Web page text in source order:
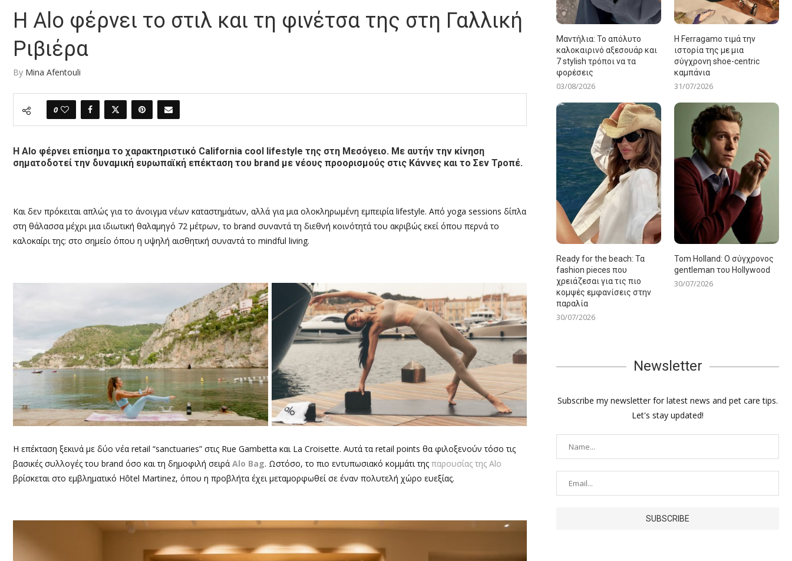
Η Alo φέρνει το στιλ και τη φινέτσα της στη Γαλλική
Ριβιέρα
By Mina Afentouli
0
Η Alo φέρνει επίσημα το χαρακτηριστικό California cool lifestyle της στη Μεσόγειο. Με αυτήν την κίνηση
σηματοδοτεί την δυναμική ευρωπαϊκή επέκταση του brand με νέους προορισμούς στις Κάννες και το Σεν Τροπέ.
Και δεν πρόκειται απλώς για το άνοιγμα νέων καταστημάτων, αλλά για μια ολοκληρωμένη εμπειρία lifestyle. Από yoga sessions δίπλα
στη θάλασσα μέχρι μια ιδιωτική θαλαμηγό 72 μέτρων, το brand συναντά τη διεθνή κοινότητά του ακριβώς εκεί όπου περνά το
καλοκαίρι της: στο σημείο όπου η υψηλή αισθητική συναντά το mindful living.
Η επέκταση ξεκινά με δύο νέα retail “sanctuaries” στις Rue Gambetta και La Croisette. Αυτά τα retail points θα φιλοξενούν τόσο τις
βασικές συλλογές του brand όσο και τη δημοφιλή σειρά Alo Bag. Ωστόσο, το πιο εντυπωσιακό κομμάτι της παρουσίας της Alo
βρίσκεται στο εμβληματικό Hôtel Martinez, όπου η προβλήτα έχει μεταμορφωθεί σε έναν πολυτελή χώρο ευεξίας.
Μαντήλια: Το απόλυτο
καλοκαιρινό αξεσουάρ και
7 stylish τρόποι να τα
φορέσεις
03/08/2026
Η Ferragamo τιμά την
ιστορία της με μια
σύγχρονη shoe-centric
καμπάνια
31/07/2026
Ready for the beach: Τα
fashion pieces που
χρειάζεσαι για τις πιο
κομψές εμφανίσεις στην
παραλία
30/07/2026
Tom Holland: Ο σύγχρονος
gentleman του Hollywood
30/07/2026
Newsletter
Subscribe my newsletter for latest news and pet care tips.
Let's stay updated!